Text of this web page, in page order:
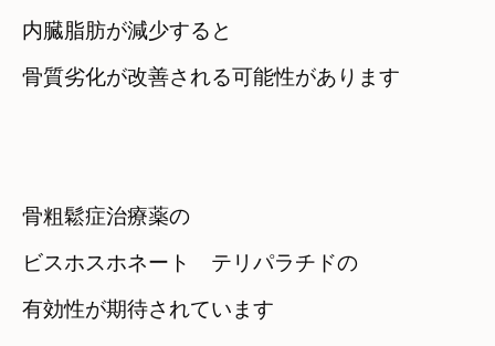
内臓脂肪が減少すると
骨質劣化が改善される可能性があります
骨粗鬆症治療薬の
ビスホスホネート　テリパラチドの
有効性が期待されています